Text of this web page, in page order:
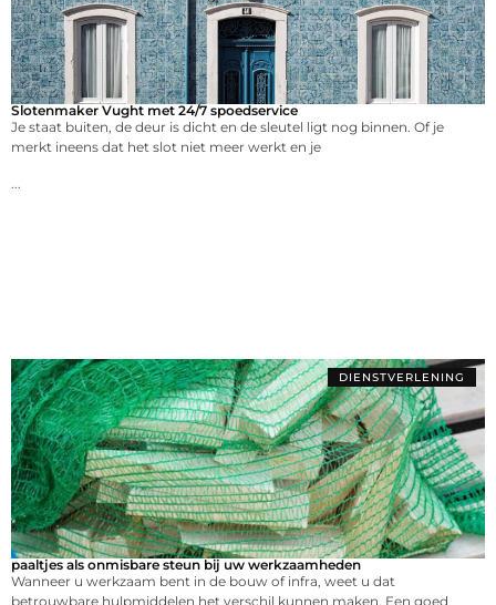
Slotenmaker Vught met 24/7 spoedservice
Je staat buiten, de deur is dicht en de sleutel ligt nog binnen. Of je
merkt ineens dat het slot niet meer werkt en je
DIENSTVERLENING
paaltjes als onmisbare steun bij uw werkzaamheden
Wanneer u werkzaam bent in de bouw of infra, weet u dat
betrouwbare hulpmiddelen het verschil kunnen maken. Een goed